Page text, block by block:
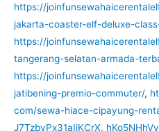
https://
jakarta-coaster-elf-deluxe-
https://
tangerang-selatan-armada-
https://
jatibening-premio-commuter/,
com/sewa-hiace-cipayung-
J7TzbyPx31aIjKCrX,